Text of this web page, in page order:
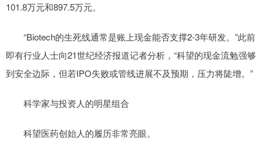
101.8万元和897.5万元。
“Biotech的生死线通常是账上现金能否支撑2-3年研发。”此前
即有行业人士向21世纪经济报道记者分析，“科望的现金流勉强够
到安全边际，但若IPO失败或管线进展不及预期，压力将陡增。”
科学家与投资人的明星组合
科望医药创始人的履历非常亮眼。